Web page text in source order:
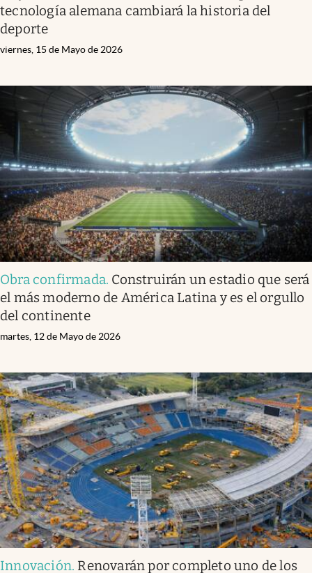
tecnología alemana cambiará la historia del
deporte
viernes, 15 de Mayo de 2026
Obra confirmada. Construirán un estadio que será
el más moderno de América Latina y es el orgullo
del continente
martes, 12 de Mayo de 2026
Innovación. Renovarán por completo uno de los